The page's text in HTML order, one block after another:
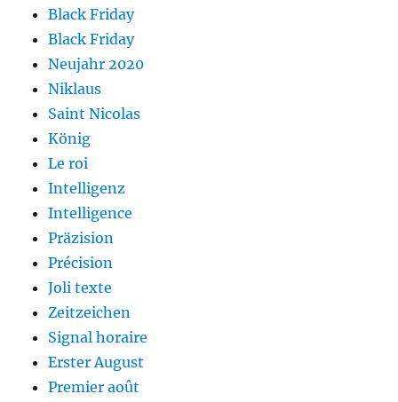
Black Friday
Black Friday
Neujahr 2020
Niklaus
Saint Nicolas
König
Le roi
Intelligenz
Intelligence
Präzision
Précision
Joli texte
Zeitzeichen
Signal horaire
Erster August
Premier août